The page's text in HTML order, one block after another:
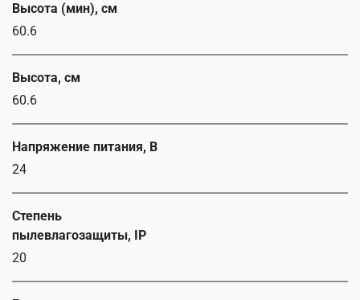
Высота (мин), см
60.6
Высота, см
60.6
Напряжение питания, В
24
Степень
пылевлагозащиты, IP
20